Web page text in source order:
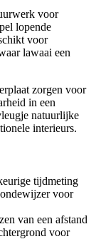
voor
lopende
voor
lawaai een
zorgen voor
in een
natuurlijke
interieurs.
tijdmeting
voor
van een afstand
voor